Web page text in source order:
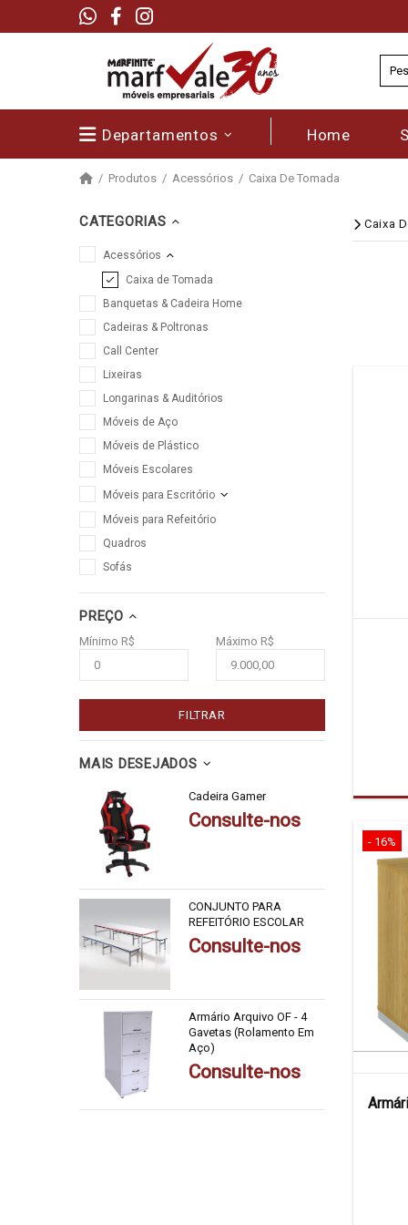
Departamentos Home
Produtos Acessórios Caixa De Tomada
CATEGORIAS
Acessórios
Caixa de Tomada
Banquetas & Cadeira Home
Cadeiras & Poltronas
Call Center
Lixeiras
Longarinas & Auditórios
Móveis de Aço
Móveis de Plástico
Móveis Escolares
Móveis para Escritório
Móveis para Refeitório
Quadros
Sofás
PREÇO
Mínimo R$ Máximo R$
FILTRAR
MAIS DESEJADOS
Cadeira Gamer
Consulte-nos
CONJUNTO PARA
REFEITÓRIO ESCOLAR
Consulte-nos
Armário Arquivo OF - 4
Gavetas (Rolamento Em
Aço)
Consulte-nos
Caixa
- 16%